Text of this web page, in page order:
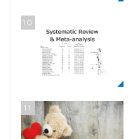
10
11